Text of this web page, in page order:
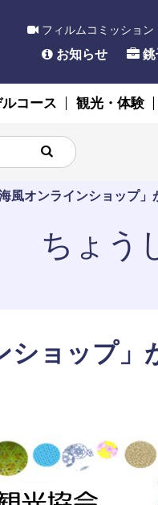
フィルムコミッション
お知らせ 銚
コース 観光・体験
海風オンラインショップ
ちょう
ショップ